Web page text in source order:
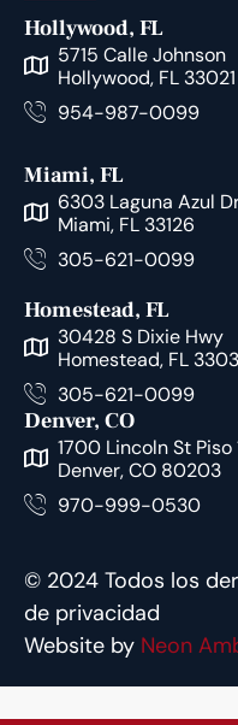
Hollywood, FL
5715 Calle Johnson
Hollywood, FL 33021
954-987-0099
Miami, FL
6303 Laguna Azul
Miami, FL 33126
305-621-0099
Homestead, FL
30428 S Dixie Hwy
Homestead, FL
305-621-0099
Denver, CO
1700 Lincoln St Piso
Denver, CO 80203
970-999-0530
© 2024 Todos los
de privacidad
Website by Neon